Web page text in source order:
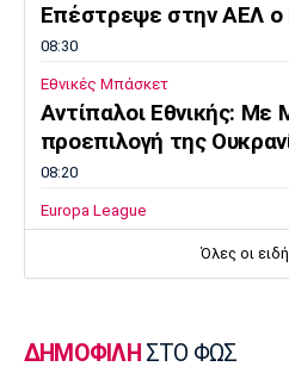
Επέστρεψε στην ΑΕΛ ο
08:30
Εθνικές Μπάσκετ
Αντίπαλοι Εθνικής: Με
προεπιλογή της
08:20
Europa League
Δεν σταματάει να
Επιστρέφει στη
Όλες οι
ΔΗΜΟΦΙΛΗ ΣΤΟ ΦΩΣ